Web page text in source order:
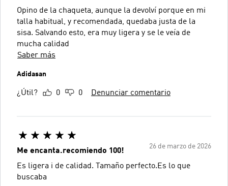
Opino de la chaqueta, aunque la devolví porque en mi
talla habitual, y recomendada, quedaba justa de la
sisa. Salvando esto, era muy ligera y se le veía de
mucha calidad
Saber más
Adidasan
¿Útil? 0 0 Denunciar comentario
26 de marzo de 2026
Me encanta.recomiendo 100!
Es ligera i de calidad. Tamaño perfecto.Es lo que
buscaba